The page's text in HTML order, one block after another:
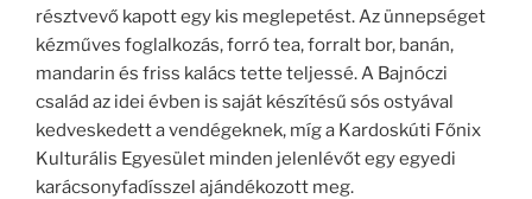
résztvevő kapott egy kis meglepetést. Az ünnepséget
kézműves foglalkozás, forró tea, forralt bor, banán,
mandarin és friss kalács tette teljessé. A Bajnóczi
család az idei évben is saját készítésű sós ostyával
kedveskedett a vendégeknek, míg a Kardoskúti Főnix
Kulturális Egyesület minden jelenlévőt egy egyedi
karácsonyfadísszel ajándékozott meg.